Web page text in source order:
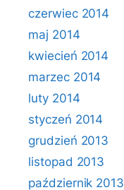
czerwiec 2014
maj 2014
kwiecień 2014
marzec 2014
luty 2014
styczeń 2014
grudzień 2013
listopad 2013
październik 2013